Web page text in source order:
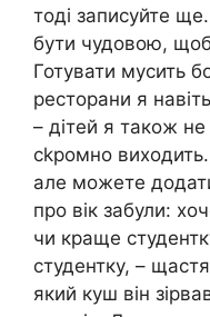
тоді записуйте
бути чудовою, щоб
Готувати мусить
ресторани я
– дітей я також
сkромно
але можете
про вік забули:
чи краще
студентку, –
який куш він